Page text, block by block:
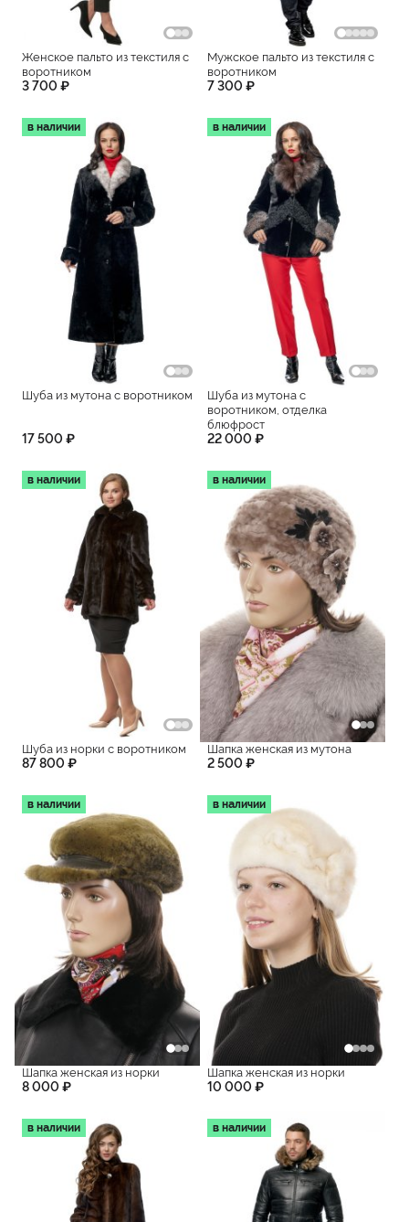
Женское пальто из текстиля с
воротником
3 700 ₽
Мужское пальто из текстиля с
воротником
7 300 ₽
в наличии
Шуба из мутона с воротником
17 500 ₽
в наличии
Шуба из мутона с
воротником, отделка
блюфрост
22 000 ₽
в наличии
Шуба из норки с воротником
87 800 ₽
в наличии
Шапка женская из мутона
2 500 ₽
в наличии
Шапка женская из норки
8 000 ₽
в наличии
Шапка женская из норки
10 000 ₽
в наличии в наличии